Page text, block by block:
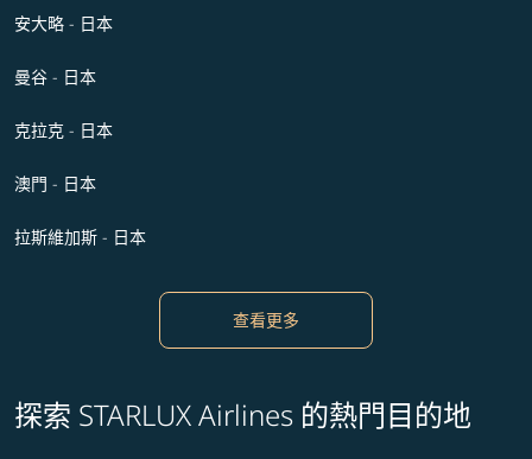
安大略 - 日本
曼谷 - 日本
克拉克 - 日本
澳門 - 日本
拉斯維加斯 - 日本
查看更多
探索 STARLUX Airlines 的熱門目的地